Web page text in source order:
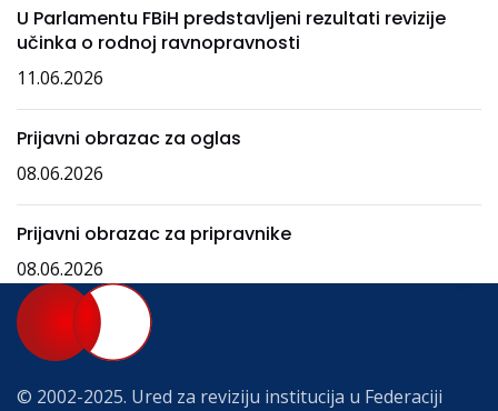
U Parlamentu FBiH predstavljeni rezultati revizije
učinka o rodnoj ravnopravnosti
11.06.2026
Prijavni obrazac za oglas
08.06.2026
Prijavni obrazac za pripravnike
08.06.2026
© 2002-2025. Ured za reviziju institucija u Federaciji